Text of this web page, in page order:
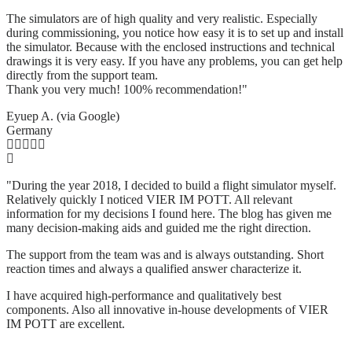
The simulators are of high quality and very realistic. Especially
during commissioning, you notice how easy it is to set up and install
the simulator. Because with the enclosed instructions and technical
drawings it is very easy. If you have any problems, you can get help
directly from the support team.
Thank you very much! 100% recommendation!"
Eyuep A. (via Google)
Germany
"During the year 2018, I decided to build a flight simulator myself.
Relatively quickly I noticed VIER IM POTT. All relevant
information for my decisions I found here. The blog has given me
many decision-making aids and guided me the right direction.
The support from the team was and is always outstanding. Short
reaction times and always a qualified answer characterize it.
I have acquired high-performance and qualitatively best
components. Also all innovative in-house developments of VIER
IM POTT are excellent.